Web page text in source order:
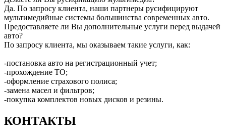
Да. По запросу клиента, наши партнеры русифицируют
мультимедийные системы большинства современных авто.
Предоставляете ли Вы дополнительные услуги перед выдачей
авто?
По запросу клиента, мы оказываем такие услуги, как:
-постановка авто на регистрационный учет;
-прохождение ТО;
-оформление страхового полиса;
-замена масел и фильтров;
-покупка комплектов новых дисков и резины.
КОНТАКТЫ